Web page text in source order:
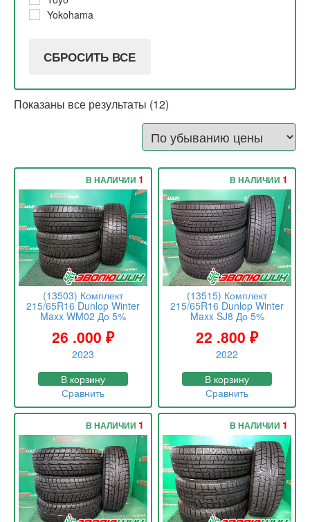
Yokohama
СБРОСИТЬ ВСЕ
Показаны все результаты (12)
(13503) Комплект
215/65R16 Dunlop Winter
Maxx WM02 До 5%
26 .000 ₽
2023
В НАЛИЧИИ 1
В корзину
Сравнить
(13515) Комплект
215/65R16 Dunlop Winter
Maxx SJ8 До 5%
22 .800₽
2022
В НАЛИЧИИ 1
В корзину
Сравнить
В НАЛИЧИИ 1 В НАЛИЧИИ 1